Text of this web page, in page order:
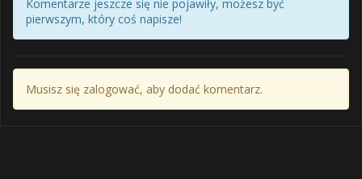
Komentarze jeszcze się nie pojawiły, możesz być
pierwszym, który coś napisze!
Musisz się zalogować, aby dodać komentarz.